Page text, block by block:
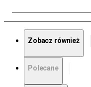
Zobacz również
Polecane